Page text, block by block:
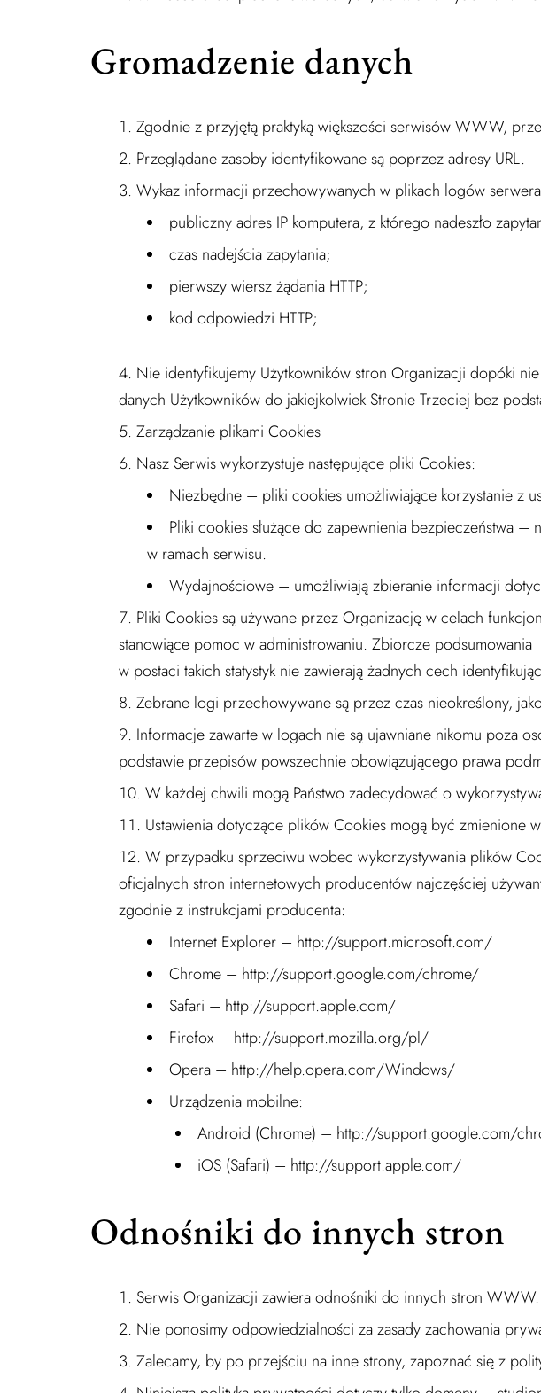
Gromadzenie danych
Zgodnie z przyjętą praktyką większości serwisów WWW,
Przeglądane zasoby identyfikowane są poprzez adresy URL.
Wykaz informacji przechowywanych w plikach logów
publiczny adres IP komputera, z którego nadeszło
czas nadejścia zapytania;
pierwszy wiersz żądania HTTP;
kod odpowiedzi HTTP;
Nie identyfikujemy Użytkowników stron Organizacji dopóki
danych Użytkowników do jakiejkolwiek Stronie Trzeciej bez
Zarządzanie plikami Cookies
Nasz Serwis wykorzystuje następujące pliki Cookies:
Niezbędne – pliki cookies umożliwiające korzystanie z
Pliki cookies służące do zapewnienia bezpieczeństwa –
w ramach serwisu.
Wydajnościowe – umożliwiają zbieranie informacji
Pliki Cookies są używane przez Organizację w celach
stanowiące pomoc w administrowaniu. Zbiorcze podsumowania
w postaci takich statystyk nie zawierają żadnych cech
Zebrane logi przechowywane są przez czas nieokreślony,
Informacje zawarte w logach nie są ujawniane nikomu poza
podstawie przepisów powszechnie obowiązującego prawa
W każdej chwili mogą Państwo zadecydować o
Ustawienia dotyczące plików Cookies mogą być zmienione
W przypadku sprzeciwu wobec wykorzystywania plików
oficjalnych stron internetowych producentów najczęściej
zgodnie z instrukcjami producenta:
Internet Explorer – http://support.microsoft.com/
Chrome – http://support.google.com/chrome/
Safari – http://support.apple.com/
Firefox – http://support.mozilla.org/pl/
Opera – http://help.opera.com/Windows/
Urządzenia mobilne:
Android (Chrome) – http://support.google.com/
iOS (Safari) – http://support.apple.com/
Odnośniki do innych stron
Serwis Organizacji zawiera odnośniki do innych stron WWW.
Nie ponosimy odpowiedzialności za zasady zachowania
Zalecamy, by po przejściu na inne strony, zapoznać się z